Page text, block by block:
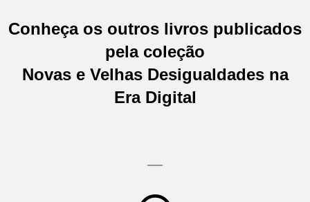
Conheça os outros livros publicados
pela coleção
Novas e Velhas Desigualdades na
Era Digital